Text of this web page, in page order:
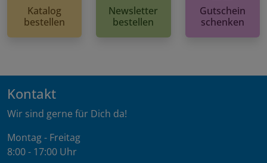
Katalog
bestellen
Newsletter
bestellen
Gutschein
schenken
Kontakt
Wir sind gerne für Dich da!
Montag - Freitag
8:00 - 17:00 Uhr